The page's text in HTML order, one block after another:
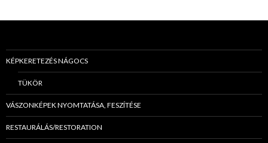
KÉPKERETEZÉS NÁGOCS
TÜKÖR
VÁSZONKÉPEK NYOMTATÁSA, FESZÍTÉSE
RESTAURÁLÁS/RESTORATION